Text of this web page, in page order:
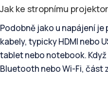
Jak ke stropnímu
Podobně jako u napájení
kabely, typicky HDMI nebo
tablet nebo notebook.
Bluetooth nebo Wi-Fi, část